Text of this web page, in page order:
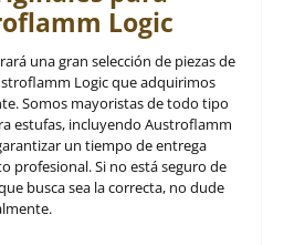
Logic
una gran selección de piezas de
Logic que adquirimos
Somos mayoristas de todo tipo
estufas, incluyendo Austroflamm
un tiempo de entrega
profesional. Si no está seguro de
busca sea la correcta, no dude